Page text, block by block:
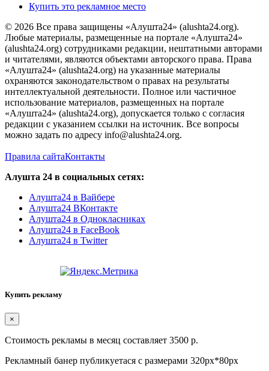
Купить это рекламное место
© 2026 Все права защищены «Алушта24» (alushta24.org).
Любые материалы, размещенные на портале «Алушта24»
(alushta24.org) сотрудниками редакции, нештатными авторами
и читателями, являются объектами авторского права. Права
«Алушта24» (alushta24.org) на указанные материалы
охраняются законодательством о правах на результаты
интеллектуальной деятельности. Полное или частичное
использование материалов, размещенных на портале
«Алушта24» (alushta24.org), допускается только с согласия
редакции с указанием ссылки на источник. Все вопросы
можно задать по адресу info@alushta24.org.
Правила сайтаКонтакты
Алушта 24 в социальных сетях:
Алушта24 в Вайбере
Алушта24 ВКонтакте
Алушта24 в Однокласниках
Алушта24 в FaceBook
Алушта24 в Twitter
Купить рекламу
×
Стоимость рекламы в месяц составляет 3500 р.
Рекламный банер публикуетася с размерами 320px*80px